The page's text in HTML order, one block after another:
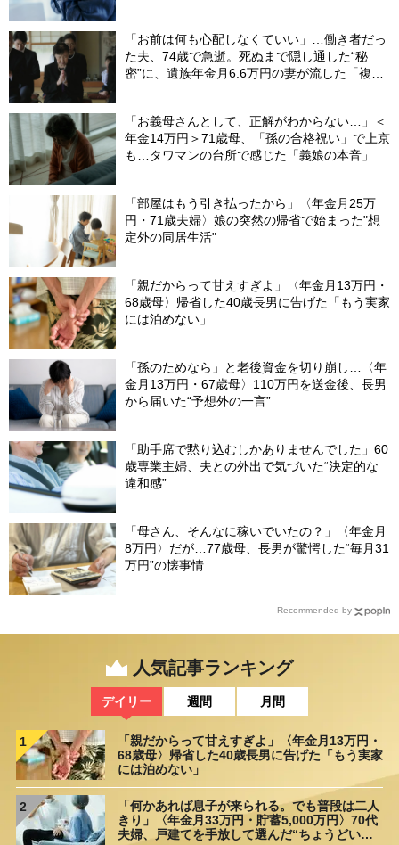
「お前は何も心配しなくていい」…働き者だっ
た夫、74歳で急逝。死ぬまで隠し通した“秘
密”に、遺族年金月6.6万円の妻が流した「複雑
「お義母さんとして、正解がわからない…」＜
年金14万円＞71歳母、「孫の合格祝い」で上京
も…タワマンの台所で感じた「義娘の本音」
「部屋はもう引き払ったから」〈年金月25万
円・71歳夫婦〉娘の突然の帰省で始まった"想
定外の同居生活"
「親だからって甘えすぎよ」〈年金月13万円・
68歳母〉帰省した40歳長男に告げた「もう実家
には泊めない」
「孫のためなら」と老後資金を切り崩し…〈年
金月13万円・67歳母〉110万円を送金後、長男
から届いた“予想外の一言”
「助手席で黙り込むしかありませんでした」60
歳専業主婦、夫との外出で気づいた“決定的な
違和感”
「母さん、そんなに稼いでいたの？」〈年金月
8万円〉だが…77歳母、長男が驚愕した“毎月31
万円”の懐事情
Recommended by
人気記事ランキング
デイリー 週間 月間
1
「親だからって甘えすぎよ」〈年金月13万円・
68歳母〉帰省した40歳長男に告げた「もう実家
には泊めない」
2
「何かあれば息子が来られる。でも普段は二人
きり」〈年金月33万円・貯蓄5,000万円〉70代
夫婦、戸建てを手放して選んだ“ちょうどいい